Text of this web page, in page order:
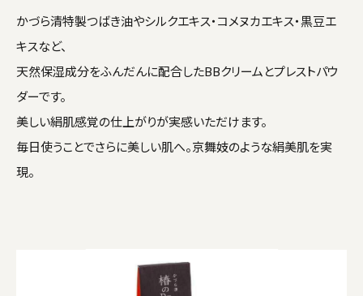
かづら清特製つばき油やシルクエキス・コメヌカエキス・黒豆エ
キスなど、
天然保湿成分をふんだんに配合したBBクリームとプレストパウ
ダーです。
美しい絹肌感覚の仕上がりが実感いただけます。
毎日使うことでさらに美しい肌へ。京舞妓のような絹美肌を実
現。